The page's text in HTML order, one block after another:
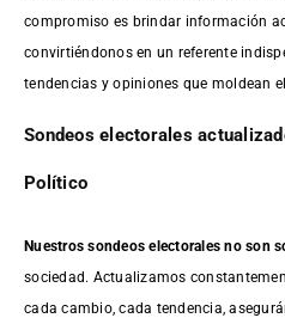
compromiso es brindar información
convirtiéndonos en un referente
tendencias y opiniones que moldean
Sondeos electorales
Político
Nuestros sondeos electorales no son
sociedad. Actualizamos
cada cambio, cada tendencia,